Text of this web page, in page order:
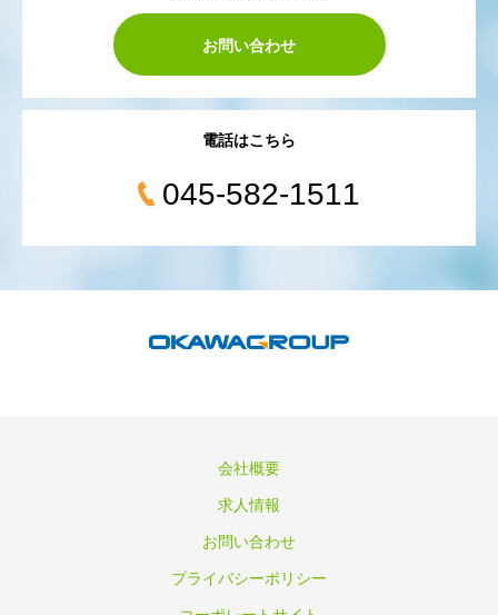
お問い合わせ
電話はこちら
045-582-1511
会社概要
求人情報
お問い合わせ
プライバシーポリシー